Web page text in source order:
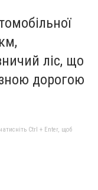
ліс, що
дорогою
Ctrl + Enter, щоб